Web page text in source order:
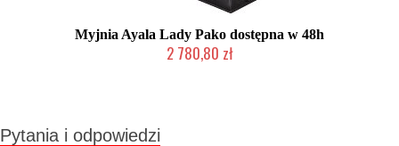
Myjnia Ayala Lady Pako dostępna w 48h
2 780,80 zł
Pytania i odpowiedzi